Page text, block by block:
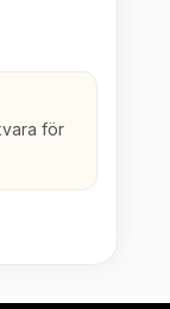
för